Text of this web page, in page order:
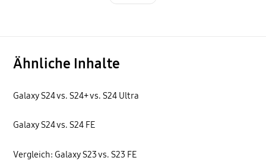
Ähnliche Inhalte
Galaxy S24 vs. S24+ vs. S24 Ultra
Galaxy S24 vs. S24 FE
Vergleich: Galaxy S23 vs. S23 FE